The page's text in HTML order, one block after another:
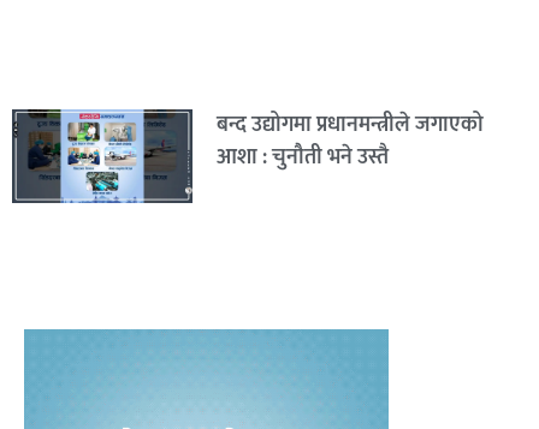
बन्द उद्योगमा प्रधानमन्त्रीले जगाएको
आशा : चुनौती भने उस्तै